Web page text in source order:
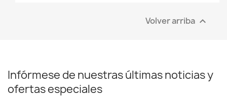
Volver arriba 
Infórmese de nuestras últimas noticias y
ofertas especiales